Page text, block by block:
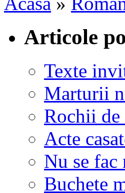
Articole
Texte
Marturii
Rochii de
Acte
Nu se fac
Buchete